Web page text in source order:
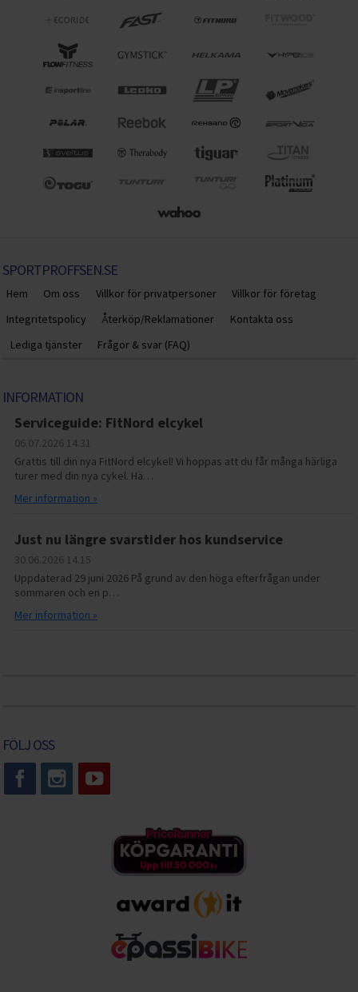
SPORTPROFFSEN.SE
Hem Om oss Villkor för privatpersoner
Villkor för företag
Integritetspolicy
Återköp/Reklamationer
Kontakta oss
Lediga tjänster
Frågor & svar (FAQ)
INFORMATION
Serviceguide: FitNord elcykel
06.07.2026 14.31
Grattis till din nya FitNord elcykel! Vi hoppas att du får många härliga
turer med din nya cykel. Hä…
Mer information »
Just nu längre svarstider hos kundservice
30.06.2026 14.15
Uppdaterad 29 juni 2026 På grund av den höga efterfrågan under
sommaren och en p…
Mer information »
FÖLJ OSS